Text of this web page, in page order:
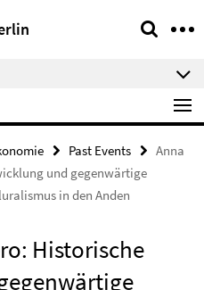
Past Events
Anna
und gegenwärtige
in den Anden
Historische